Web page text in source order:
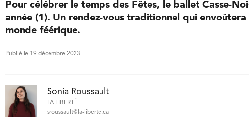
Pour célébrer le temps des Fêtes, le ballet Casse-
année (1). Un rendez-vous traditionnel qui
monde féérique.
Publié le 19 décembre 2023
Sonia Roussault
LA LIBERTÉ
sroussault@la-liberte.ca